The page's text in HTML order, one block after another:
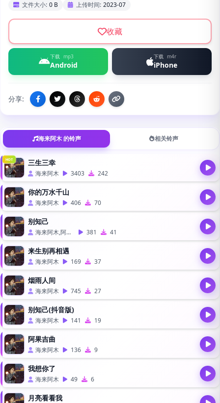
文件大小: 0 B 上传时间: 2023-07
收藏
下载 mp3
Android
下载 m4r
iPhone
分享:
海来阿木 的铃声 相关铃声
HOT 三生三幸
海来阿木 3403 242
你的万水千山
海来阿木 406 70
别知己
海来阿木,阿呷拉古,曲比阿且 381 41
来生别再相遇
海来阿木 169 37
烟雨人间
海来阿木 745 27
别知己(抖音版)
海来阿木 141 19
阿果吉曲
海来阿木 136 9
我想你了
海来阿木 49 6
月亮看看我